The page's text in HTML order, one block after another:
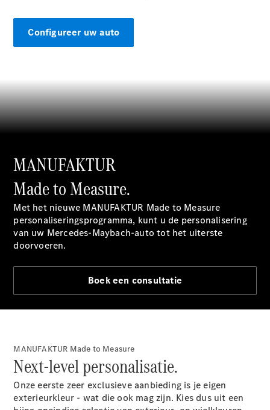
Benz Store
Estate
Alle Estates
CLA
CLA
Shooting
Brake
C-Klasse
Estate
E-Klasse
Estate
All-Terrain
Mercedes-
Configureer uw auto
MANUFAKTUR
Made to Measure.
Met het nieuwe MANUFAKTUR Made to Measure
personaliseringsprogramma, kunt u de personalisering
van uw Mercedes-Maybach-auto tot het uiterste
doorvoeren.
Boek een consultatie
MANUFAKTUR Made to Measure
Next-level personalisatie.
Onze eerste zeer exclusieve aanbieding is je eigen
exterieurkleur - wat die ook mag zijn. Kies dus uit een